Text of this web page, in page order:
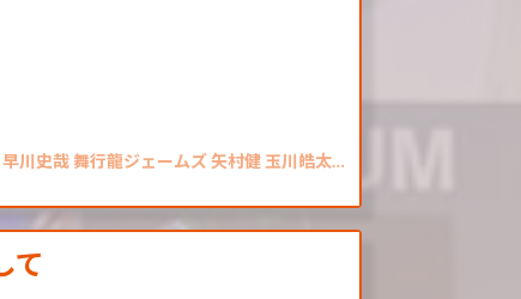
川史哉 舞行龍ジェームズ 矢村健 玉川皓太…
て